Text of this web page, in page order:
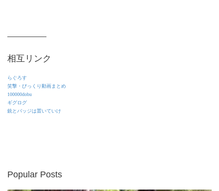
相互リンク
らぐろす
笑撃・びっくり動画まとめ
100000dobu
ギグログ
銃とバッジは置いていけ
Popular Posts